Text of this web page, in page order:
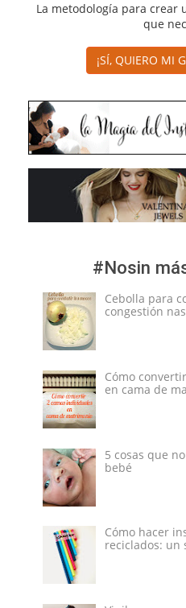
La metodología para crear
que
¡SÍ, QUIERO MI
#Nosin
Cebolla para
congestión
Cómo
en cama de
5 cosas que
bebé
Cómo hacer
reciclados: un